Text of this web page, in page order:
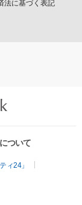
法に基づく表記
ついて
ィ24」